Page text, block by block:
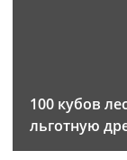
100 кубов
льготную